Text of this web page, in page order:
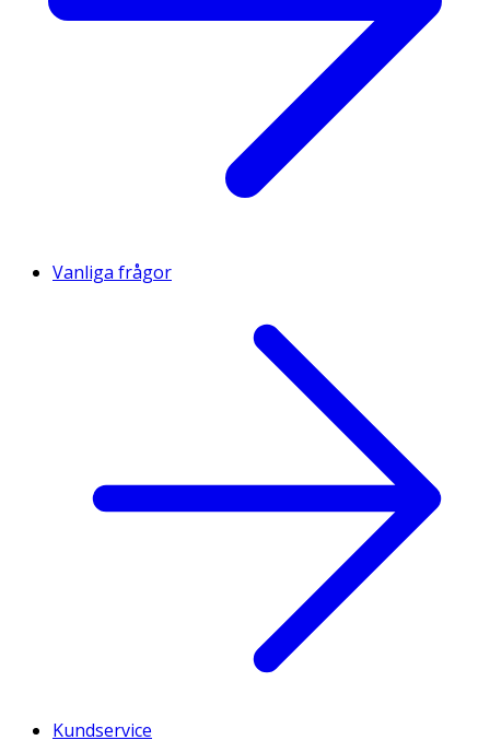
Vanliga frågor
Kundservice